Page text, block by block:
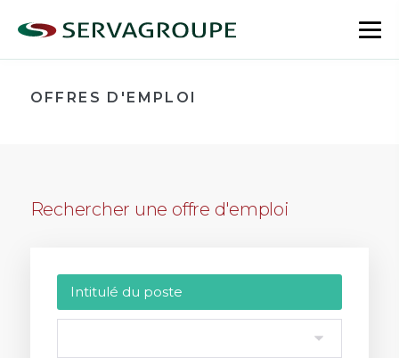
OFFRES D'EMPLOI
Rechercher une offre d'emploi